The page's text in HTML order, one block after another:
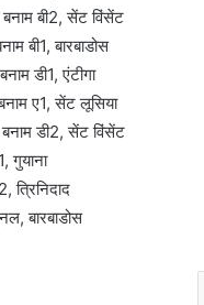
बी2, सेंट विंसेंट
बी1, बारबाडोस
डी1, एंटीगा
ए1, सेंट लूसिया
डी2, सेंट विंसेंट
गुयाना
बारबाडोस